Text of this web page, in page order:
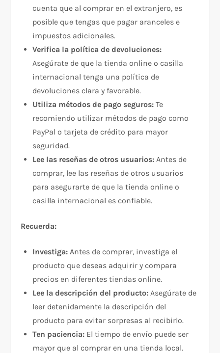
cuenta que al comprar en el extranjero, es
posible que tengas que pagar aranceles e
impuestos adicionales.
Verifica la política de devoluciones:
Asegúrate de que la tienda online o casilla
internacional tenga una política de
devoluciones clara y favorable.
Utiliza métodos de pago seguros: Te
recomiendo utilizar métodos de pago como
PayPal o tarjeta de crédito para mayor
seguridad.
Lee las reseñas de otros usuarios: Antes de
comprar, lee las reseñas de otros usuarios
para asegurarte de que la tienda online o
casilla internacional es confiable.
Recuerda:
Investiga: Antes de comprar, investiga el
producto que deseas adquirir y compara
precios en diferentes tiendas online.
Lee la descripción del producto: Asegúrate de
leer detenidamente la descripción del
producto para evitar sorpresas al recibirlo.
Ten paciencia: El tiempo de envío puede ser
mayor que al comprar en una tienda local.